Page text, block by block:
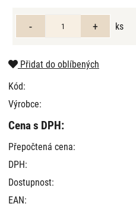
ks
Přidat do oblíbených
Kód:
Výrobce:
Cena s DPH:
Přepočtená cena:
DPH:
Dostupnost:
EAN: